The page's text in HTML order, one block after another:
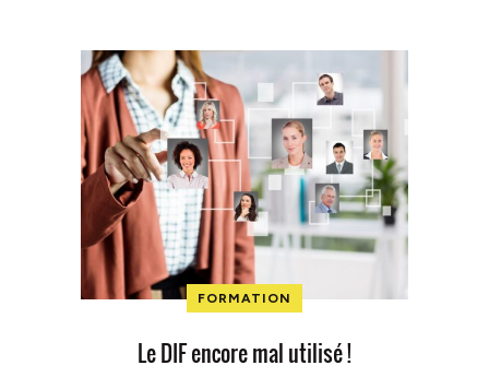
FORMATION
Le DIF encore mal utilisé !